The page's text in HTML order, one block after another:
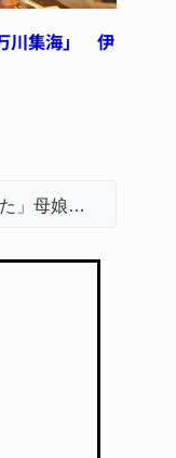
川集海」 伊
「息子が妊娠させた」母娘だまされ400万円詐欺被害 名張